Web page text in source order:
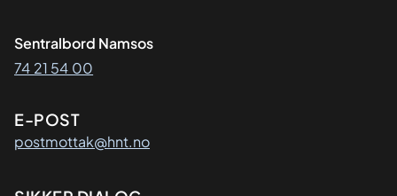
Sentralbord Namsos
74 21 54 00
E-POST
postmottak@hnt.no